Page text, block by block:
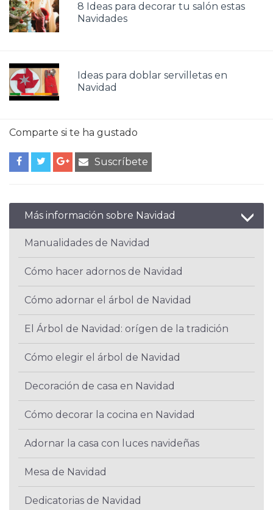
8 Ideas para decorar tu salón estas
Navidades
Ideas para doblar servilletas en
Navidad
Comparte si te ha gustado
Suscríbete
Más información sobre Navidad
Manualidades de Navidad
Cómo hacer adornos de Navidad
Cómo adornar el árbol de Navidad
El Árbol de Navidad: orígen de la tradición
Cómo elegir el árbol de Navidad
Decoración de casa en Navidad
Cómo decorar la cocina en Navidad
Adornar la casa con luces navideñas
Mesa de Navidad
Dedicatorias de Navidad